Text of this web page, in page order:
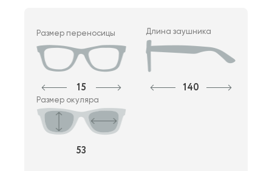
Размер переносицы
15
Длина заушника
140
Размер окуляра
53